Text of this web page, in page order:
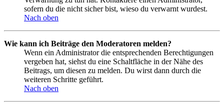
sofern du die nicht sicher bist, wieso du verwarnt wurdest.
Nach oben
Wie kann ich Beiträge den Moderatoren melden?
Wenn ein Administrator die entsprechenden Berechtigungen
vergeben hat, siehst du eine Schaltfläche in der Nähe des
Beitrags, um diesen zu melden. Du wirst dann durch die
weiteren Schritte geführt.
Nach oben